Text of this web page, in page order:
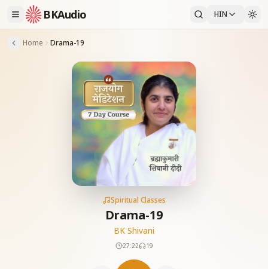
BKAudio HIN
Home Drama-19
Spiritual Classes
Drama-19
BK Shivani
27:22 19